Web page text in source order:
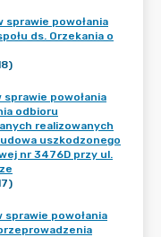
sprawie powołania
ds. Orzekania o
powołania
odbioru
realizowanych
uszkodzonego
nr 3476D przy ul.
sprawie powołania